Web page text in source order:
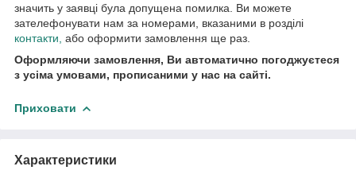
значить у заявці була допущена помилка. Ви можете
зателефонувати нам за номерами, вказаними в розділі
контакти або оформити замовлення ще раз.
Оформляючи замовлення, Ви автоматично погоджуєтеся
з усіма умовами, прописаними у нас на сайті.
Приховати
Характеристики